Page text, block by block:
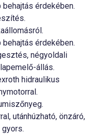
érdekében.
érdekében.
négyoldali
állás.
hidraulikus
utánhúzható, önzáró,